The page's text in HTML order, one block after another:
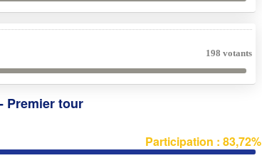
198 votants
Premier tour
Participation : 83,72%